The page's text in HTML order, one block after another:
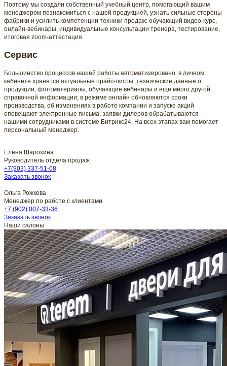
Поэтому мы создали собственный учебный центр, помогающий вашим
менеджером познакомиться с нашей продукцией, узнать сильные стороны
фабрики и усилить компетенции техники продаж: обучающий видео-курс,
онлайн-вебинары, индивидуальные консультации тренера, тестирование,
итоговая zoom-аттестация.
Сервис
Большинство процессов нашей работы автоматизировано: в личном
кабинете хранятся актуальные прайс-листы, технические данные о
продукции, фотоматериалы, обучающие вебинары и еще много другой
справочной информации; в режиме онлайн обновляются сроки
производства, об изменениях в работе компании и запуске акций
оповещают электронные письма, заявки дилеров обрабатываются
нашими сотрудниками в системе Битрикс24. На всех этапах вам помогает
персональный менеджер.
Елена Шарохина
Руководитель отдела продаж
+7(903) 337-51-08
Заказать звонок
Ольга Рожкова
Менеджер по работе с клиентами
+7 (902) 007-33-36
Заказать звонок
Наши салоны